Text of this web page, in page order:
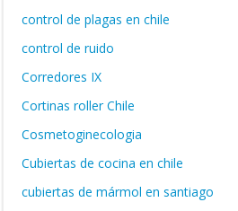
control de plagas en chile
control de ruido
Corredores IX
Cortinas roller Chile
Cosmetoginecologia
Cubiertas de cocina en chile
cubiertas de mármol en santiago